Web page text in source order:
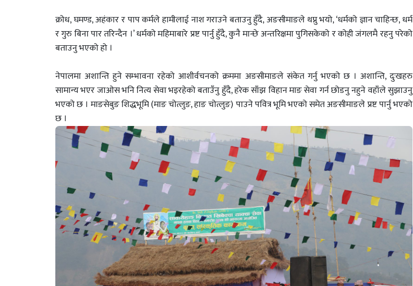
क्रोध, घमण्ड, अहंकार र पाप कर्मले हामीलाई नाश गराउने बताउनु हुँदै, अङसीमाङले थप्नु भयो, ‘धर्मको ज्ञान चाहिन्छ, धर्म
र गुरु बिना पार तरिन्दैन ।’ धर्मको महिमाबारे प्रष्ट पार्नु हुँदै, कुनै मान्छे अन्तरिक्षमा पुगिसकेको र कोही जंगलमै रहनु परेको
बताउनु भएको हो ।
नेपालमा अशान्ति हुने सम्भावना रहेको आशीर्वचनको क्रममा अङसीमाङले संकेत गर्नु भएको छ । अशान्ति, दुःखहरु
सामान्य भएर जाओस भनि नित्य सेवा भइरहेको बताउँनु हुँदै, हरेक साँझ विहान माङ सेवा गर्न छोडनु नहुने वहाँले सुझाउनु
भएको छ । माङसेबुङ शिद्धभूमि (माङ चोत्लुङ, हाङ चोत्लुङ) पाउने पवित्र भूमि भएको समेत अङसीमाङले प्रष्ट पार्नु भएको
छ ।